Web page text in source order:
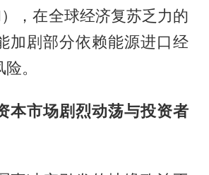
，在全球经济复苏乏力的
加剧部分依赖能源进口经
。
本市场剧烈动荡与投资者